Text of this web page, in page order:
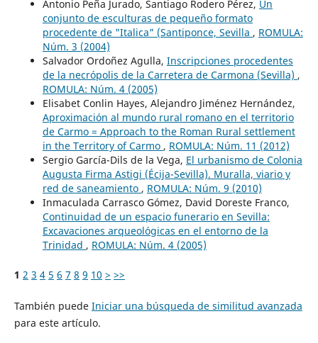
Antonio Peña Jurado, Santiago Rodero Pérez, Un
conjunto de esculturas de pequeño formato
procedente de "Italica" (Santiponce, Sevilla , ROMULA:
Núm. 3 (2004)
Salvador Ordoñez Agulla, Inscripciones procedentes
de la necrópolis de la Carretera de Carmona (Sevilla) ,
ROMULA: Núm. 4 (2005)
Elisabet Conlin Hayes, Alejandro Jiménez Hernández,
Aproximación al mundo rural romano en el territorio
de Carmo = Approach to the Roman Rural settlement
in the Territory of Carmo , ROMULA: Núm. 11 (2012)
Sergio García-Dils de la Vega, El urbanismo de Colonia
Augusta Firma Astigi (Écija-Sevilla). Muralla, viario y
red de saneamiento , ROMULA: Núm. 9 (2010)
Inmaculada Carrasco Gómez, David Doreste Franco,
Continuidad de un espacio funerario en Sevilla:
Excavaciones arqueológicas en el entorno de la
Trinidad , ROMULA: Núm. 4 (2005)
1 2 3 4 5 6 7 8 9 10 > >>
También puede Iniciar una búsqueda de similitud avanzada
para este artículo.